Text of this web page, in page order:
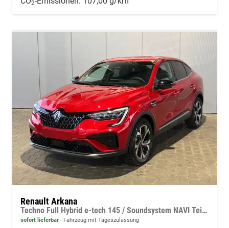
2
Renault Arkana
Techno Full Hybrid e-tech 145 / Soundsystem NAVI Teilleder ACC PDC vo.+hi. Rückfahrkamera KEYLESS LED
sofort lieferbar Fahrzeug mit Tageszulassung